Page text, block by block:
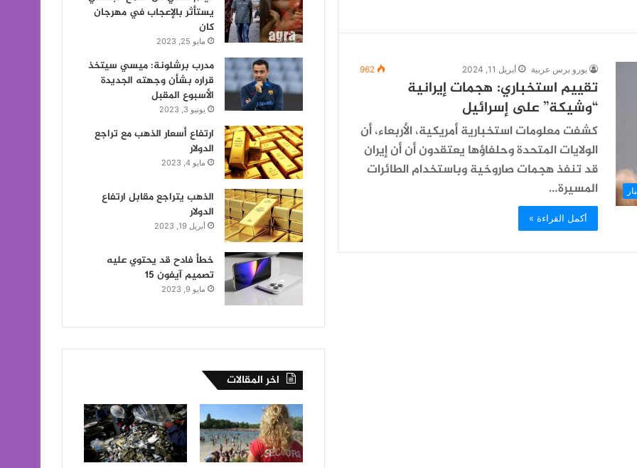
يورو برس عربية أبريل 11, 2024 962
تقييم استخباري: هجمات إيرانية
“وشيكة” على إسرائيل
كشفت معلومات استخبارية أمريكية، الأربعاء، أن
الولايات المتحدة وحلفاؤها يعتقدون أن أن إيران
قد تنفذ هجمات صاروخية وباستخدام الطائرات
المسيرة…
أكمل القراءة »
يستأثر بالإعجاب في مهرجان
كان
مايو 25, 2023
مدرب برشلونة: ميسي سيتخذ
قراره بشأن وجهته الجديدة
الأسبوع المقبل
يونيو 3, 2023
ارتفاع أسعار الذهب مع تراجع
الدولار
مايو 4, 2023
الذهب يتراجع مقابل ارتفاع
الدولار
أبريل 19, 2023
خطأ فادح قد يحتوي عليه
تصميم آيفون 15
مايو 9, 2023
اخر المقالات